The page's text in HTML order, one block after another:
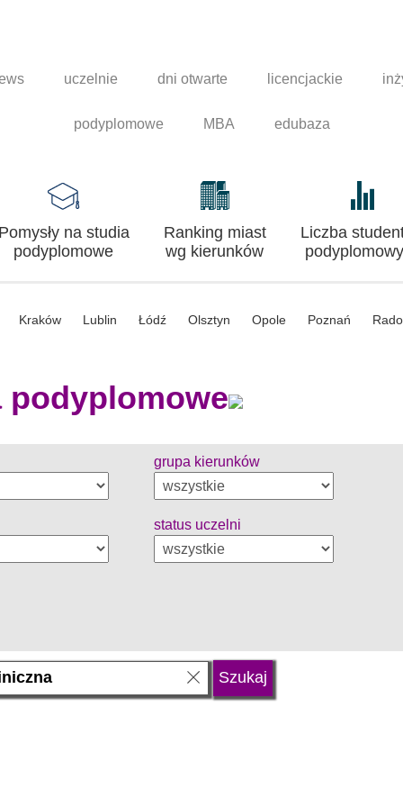
uczelnie dni otwarte licencjackie
podyplomowe MBA edubaza
na studia
podyplomowe
Ranking miast
wg kierunków
Liczba
Kraków Lublin Łódź Olsztyn Opole Poznań
podyplomowe
grupa kierunków
status uczelni